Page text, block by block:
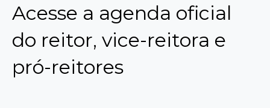
Acesse a agenda oficial
do reitor, vice-reitora e
pró-reitores